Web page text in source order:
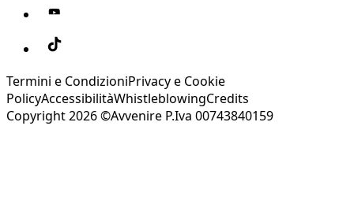
Termini e CondizioniPrivacy e Cookie
PolicyAccessibilitàWhistleblowingCredits
Copyright 2026 ©Avvenire P.Iva 00743840159